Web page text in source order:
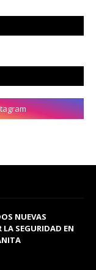
NUEVAS
LA SEGURIDAD EN